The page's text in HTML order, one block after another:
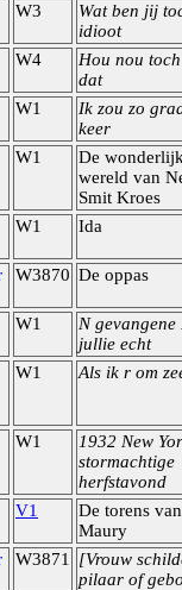
W3
Wat ben jij
idioot
W4
Hou nou
dat
W1
Ik zou zo
keer
W1
De
wereld van
Smit Kroes
W1 Ida
W3870 De oppas
W1
N gevangene
jullie echt
W1 Als ik r om
W1
1932 New
stormachtige
herfstavond
V1
De torens
Maury
W3871
[Vrouw
pilaar of